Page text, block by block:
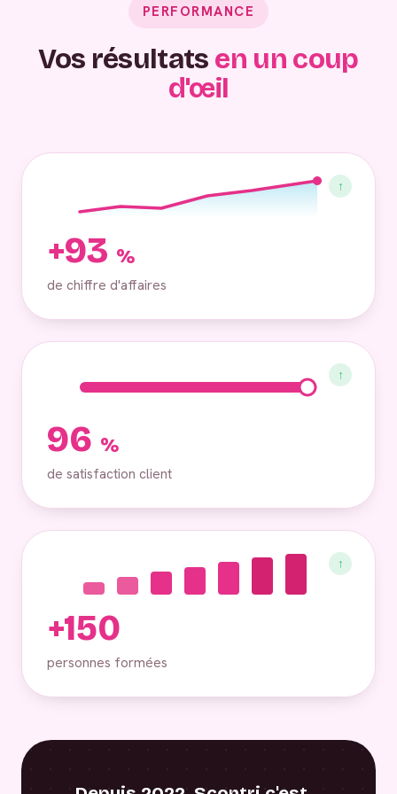
PERFORMANCE
Vos résultats en un coup
d'œil
↑
+93 %
de chiffre d'affaires
↑
96 %
de satisfaction client
↑
+150
personnes formées